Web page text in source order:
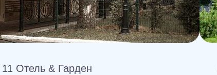
11 Отель & Гарден